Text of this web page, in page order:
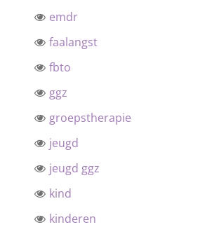
emdr
faalangst
fbto
ggz
groepstherapie
jeugd
jeugd ggz
kind
kinderen